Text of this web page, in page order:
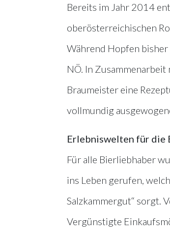
Bereits im Jahr 2014
oberösterreichischen
Während Hopfen bisher
NÖ. In
Braumeister eine
vollmundig
Erlebniswelten für die
Für alle Bierliebhaber
ins Leben gerufen,
Salzkammergut“ sorgt.
Vergünstigte